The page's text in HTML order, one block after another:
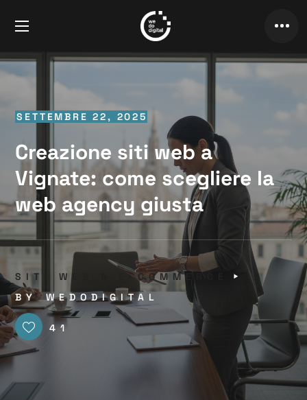
SETTEMBRE 22, 2025
Creazione siti web a
Vignate: come scegliere la
web agency giusta
SITI WEB & E-COMMERCE
BYWEDODIGITAL
41